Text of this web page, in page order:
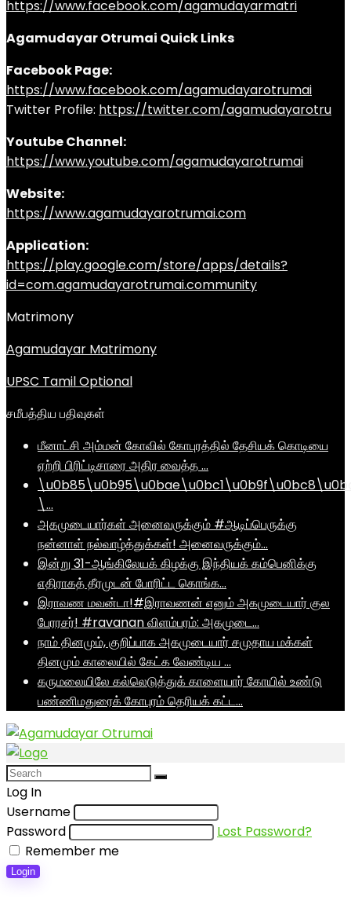
https://www.facebook.com/agamudayarmatri
Agamudayar Otrumai Quick Links
Facebook Page:
https://www.facebook.com/agamudayarotrumai
Twitter Profile: https://twitter.com/agamudayarotru
Youtube Channel:
https://www.youtube.com/agamudayarotrumai
Website:
https://www.agamudayarotrumai.com
Application:
https://play.google.com/store/apps/details?
id=com.agamudayarotrumai.community
Matrimony
Agamudayar Matrimony
UPSC Tamil Optional
சமீபத்திய பதிவுகள்
மீனாட்சி அம்மன் கோவில் கோபுரத்தில் தேசியக் கொடியை
ஏற்றி பிரிட்டிசாரை அதிர வைத்த …
\…
அகமுடையார்கள் அனைவருக்கும் #ஆடிப்பெருக்கு
நன்னாள் நல்வாழ்த்துக்கள்! அனைவருக்கும்…
இன்று 31-ஆங்கிலேயக் கிழக்கு இந்தியக் கம்பெனிக்கு
எதிராகத் தீரமுடன் போரிட்ட கொங்க…
இராவண மவன்டா!#இராவணன் எனும் அகமுடையார் குல
பேரரசர்! #ravanan விளம்பரம்: அகமுடை…
நாம் தினமும், குறிப்பாக அகமுடையார் சமுதாய மக்கள்
தினமும் காலையில் கேட்க வேண்டிய …
கருமலையிலே கல்லெடுத்துக் காளையார் கோயில் உண்டு
பண்ணிமதுரைக் கோபுரம் தெரியக் கட்ட…
Log In
Username
Password
Lost Password?
Remember me
Login